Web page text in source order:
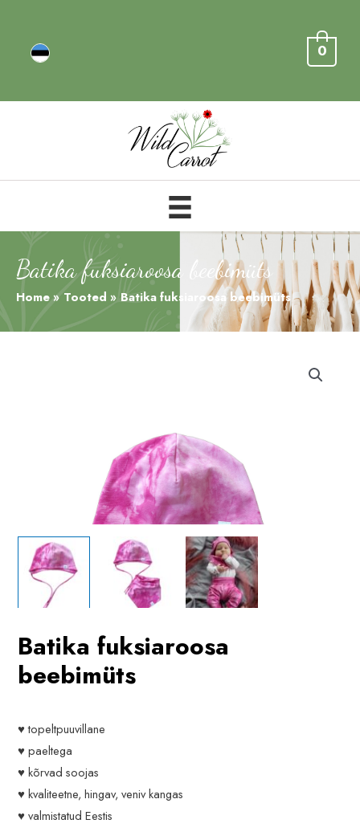
0
Batika fuksiaroosa beebimüts
Home Tooted Batika fuksiaroosa beebimüts
Batika fuksiaroosa
beebimüts
♥ topeltpuuvillane
♥ paeltega
♥ kõrvad soojas
♥ kvaliteetne, hingav, veniv kangas
♥ valmistatud Eestis